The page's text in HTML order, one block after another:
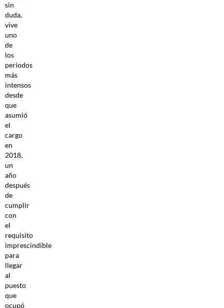
sin
duda,
vive
uno
de
los
períodos
más
intensos
desde
que
asumió
el
cargo
en
2018,
un
año
después
de
cumplir
con
el
requisito
imprescindible
para
llegar
al
puesto
que
ocupó